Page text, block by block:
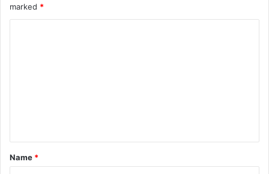
marked *
*
Name *